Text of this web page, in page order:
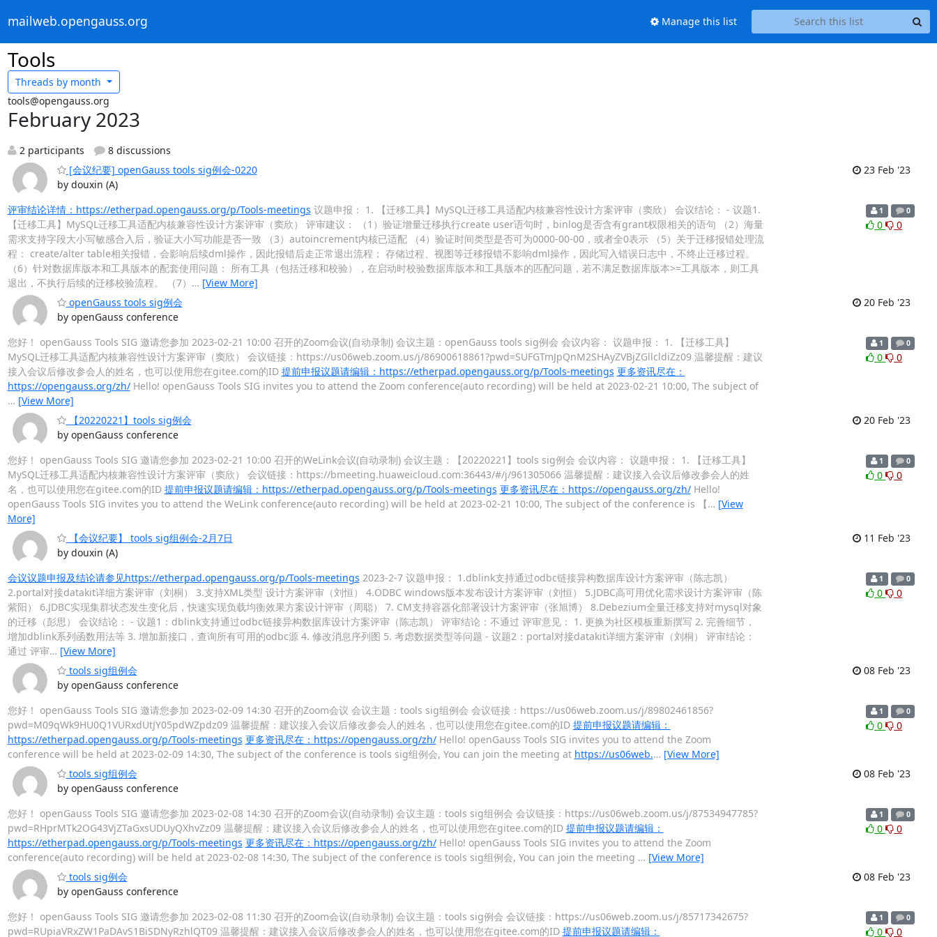
mailweb.opengauss.org Manage this list
Tools
Threads by month
tools@opengauss.org
February 2023
2 participants
8 discussions
[会议纪要] openGauss tools sig例会-0220
by douxin (A)
23 Feb '23
评审结论详情：https://etherpad.opengauss.org/p/Tools-meetings 议题申报： 1. 【迁移工具】MySQL迁移工具适配内核兼容性设计方案评审（窦欣） 会议结论： - 议题1.
【迁移工具】MySQL迁移工具适配内核兼容性设计方案评审（窦欣） 评审建议： （1）验证增量迁移执行create user语句时，binlog是否含有grant权限相关的语句 （2）海量
需求支持字段大小写敏感合入后，验证大小写功能是否一致 （3）autoincrement内核已适配 （4）验证时间类型是否可为0000-00-00，或者全0表示 （5）关于迁移报错处理流
程： create/alter table相关报错，会影响后续dml操作，因此报错后走正常退出流程； 存储过程、视图等迁移报错不影响dml操作，因此写入错误日志中，不终止迁移过程。
（6）针对数据库版本和工具版本的配套使用问题： 所有工具（包括迁移和校验），在启动时校验数据库版本和工具版本的匹配问题，若不满足数据库版本>=工具版本，则工具
退出，不执行后续的迁移校验流程。 （7） … [View More]
1 0
0 0
openGauss tools sig例会
by openGauss conference
20 Feb '23
您好！ openGauss Tools SIG 邀请您参加 2023-02-21 10:00 召开的Zoom会议(自动录制) 会议主题：openGauss tools sig例会 会议内容： 议题申报： 1. 【迁移工具】
MySQL迁移工具适配内核兼容性设计方案评审（窦欣） 会议链接：https://us06web.zoom.us/j/86900618861?pwd=SUFGTmJpQnM2SHAyZVBjZGllcldiZz09 温馨提醒：建议
接入会议后修改参会人的姓名，也可以使用您在gitee.com的ID 提前申报议题请编辑：https://etherpad.opengauss.org/p/Tools-meetings 更多资讯尽在：
https://opengauss.org/zh/Hello! openGauss Tools SIG invites you to attend the Zoom conference(auto recording) will be held at 2023-02-21 10:00, The subject of
… [View More]
1 0
0 0
【20220221】tools sig例会
by openGauss conference
20 Feb '23
您好！ openGauss Tools SIG 邀请您参加 2023-02-21 10:00 召开的WeLink会议(自动录制) 会议主题：【20220221】tools sig例会 会议内容： 议题申报： 1. 【迁移工具】
MySQL迁移工具适配内核兼容性设计方案评审（窦欣） 会议链接：https://bmeeting.huaweicloud.com:36443/#/j/961305066 温馨提醒：建议接入会议后修改参会人的姓
名，也可以使用您在gitee.com的ID 提前申报议题请编辑：https://etherpad.opengauss.org/p/Tools-meetings 更多资讯尽在：https://opengauss.org/zh/Hello!
openGauss Tools SIG invites you to attend the WeLink conference(auto recording) will be held at 2023-02-21 10:00, The subject of the conference is 【… [View
More]
1 0
0 0
【会议纪要】 tools sig组例会-2月7日
by douxin (A)
11 Feb '23
会议议题申报及结论请参见https://etherpad.opengauss.org/p/Tools-meetings 2023-2-7 议题申报： 1.dblink支持通过odbc链接异构数据库设计方案评审（陈志凯）
2.portal对接datakit详细方案评审（刘桐） 3.支持XML类型 设计方案评审（刘恒） 4.ODBC windows版本发布设计方案评审（刘恒） 5.JDBC高可用优化需求设计方案评审（陈
紫阳） 6.JDBC实现集群状态发生变化后，快速实现负载均衡效果方案设计评审（周聪） 7. CM支持容器化部署设计方案评审（张旭博） 8.Debezium全量迁移支持对mysql对象
的迁移（彭思） 会议结论： - 议题1：dblink支持通过odbc链接异构数据库设计方案评审（陈志凯） 评审结论：不通过 评审意见： 1. 更换为社区模板重新撰写 2. 完善细节，
增加dblink系列函数用法等 3. 增加新接口，查询所有可用的odbc源 4. 修改消息序列图 5. 考虑数据类型等问题 - 议题2：portal对接datakit详细方案评审（刘桐） 评审结论：
通过 评审… [View More]
1 0
0 0
tools sig组例会
by openGauss conference
08 Feb '23
您好！ openGauss Tools SIG 邀请您参加 2023-02-09 14:30 召开的Zoom会议 会议主题：tools sig组例会 会议链接：https://us06web.zoom.us/j/89802461856?
pwd=M09qWk9HU0Q1VURxdUtJY05pdWZpdz09 温馨提醒：建议接入会议后修改参会人的姓名，也可以使用您在gitee.com的ID 提前申报议题请编辑：
https://etherpad.opengauss.org/p/Tools-meetings 更多资讯尽在：https://opengauss.org/zh/Hello! openGauss Tools SIG invites you to attend the Zoom
conference will be held at 2023-02-09 14:30, The subject of the conference is tools sig组例会, You can join the meeting at https://us06web.… [View More]
1 0
0 0
tools sig组例会
by openGauss conference
08 Feb '23
您好！ openGauss Tools SIG 邀请您参加 2023-02-08 14:30 召开的Zoom会议(自动录制) 会议主题：tools sig组例会 会议链接：https://us06web.zoom.us/j/87534947785?
pwd=RHprMTk2OG43VjZTaGxsUDUyQXhvZz09 温馨提醒：建议接入会议后修改参会人的姓名，也可以使用您在gitee.com的ID 提前申报议题请编辑：
https://etherpad.opengauss.org/p/Tools-meetings 更多资讯尽在：https://opengauss.org/zh/Hello! openGauss Tools SIG invites you to attend the Zoom
conference(auto recording) will be held at 2023-02-08 14:30, The subject of the conference is tools sig组例会, You can join the meeting … [View More]
1 0
0 0
tools sig例会
by openGauss conference
08 Feb '23
您好！ openGauss Tools SIG 邀请您参加 2023-02-08 11:30 召开的Zoom会议(自动录制) 会议主题：tools sig例会 会议链接：https://us06web.zoom.us/j/85717342675?
pwd=RUpiaVRxZW1PaDAvS1BiSDNyRzhlQT09 温馨提醒：建议接入会议后修改参会人的姓名，也可以使用您在gitee.com的ID 提前申报议题请编辑：
1 0
0 0